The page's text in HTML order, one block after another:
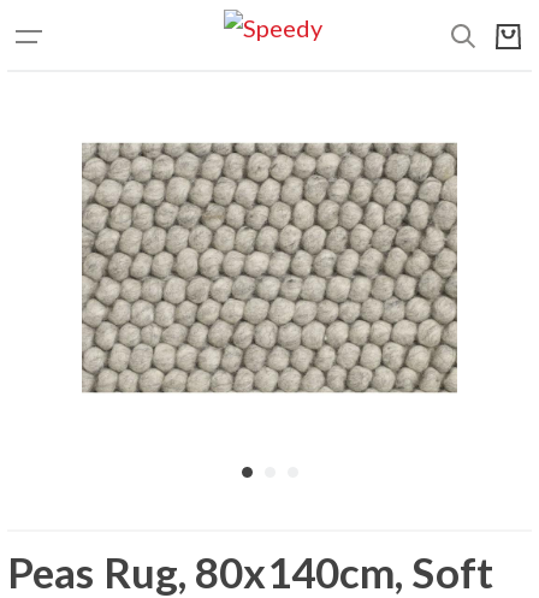
Peas Rug, 80x140cm, Soft